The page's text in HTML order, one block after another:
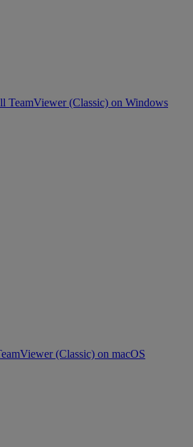
TeamViewer (Classic) on Windows
(Classic) on macOS